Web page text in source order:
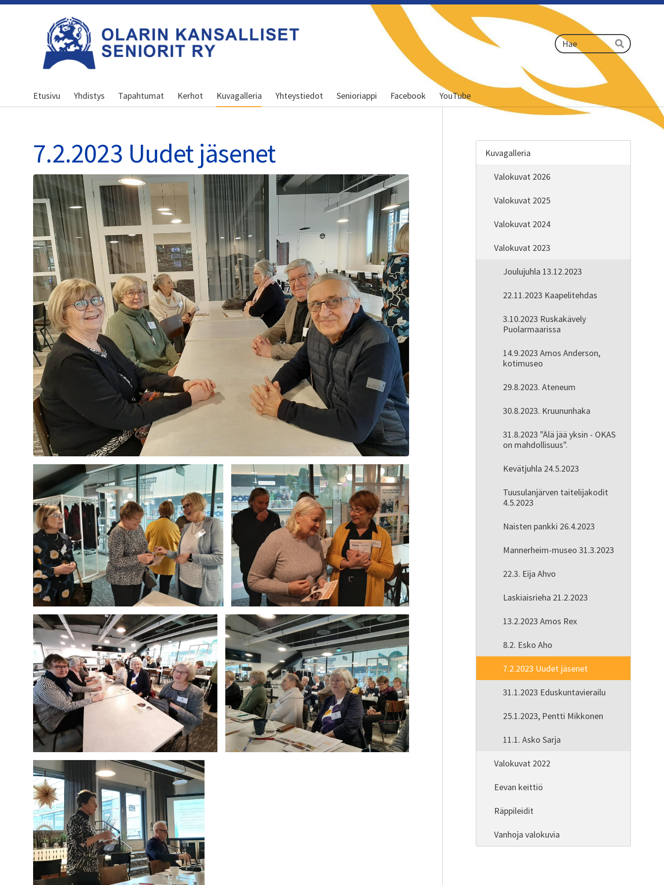
Olarin kansalliset seniorit ry
Haku
Hae
Etusivu Yhdistys Tapahtumat Kerhot Kuvagalleria Yhteystiedot Senioriappi Facebook YouTube
7.2.2023 Uudet jäsenet Kuvagalleria
Valokuvat 2026
Valokuvat 2025
Valokuvat 2024
Valokuvat 2023
Joulujuhla 13.12.2023
22.11.2023 Kaapelitehdas
3.10.2023 Ruskakävely
Puolarmaarissa
14.9.2023 Amos Anderson,
kotimuseo
29.8.2023. Ateneum
30.8.2023. Kruununhaka
31.8.2023 "Älä jää yksin - OKAS
on mahdollisuus".
Kevätjuhla 24.5.2023
Tuusulanjärven taitelijakodit
4.5.2023
Naisten pankki 26.4.2023
Mannerheim-museo 31.3.2023
22.3. Eija Ahvo
Laskiaisrieha 21.2.2023
13.2.2023 Amos Rex
8.2. Esko Aho
7.2.2023 Uudet jäsenet
31.1.2023 Eduskuntavierailu
25.1.2023, Pentti Mikkonen
11.1. Asko Sarja
Valokuvat 2022
Eevan keittiö
Räppileidit
Vanhoja valokuvia